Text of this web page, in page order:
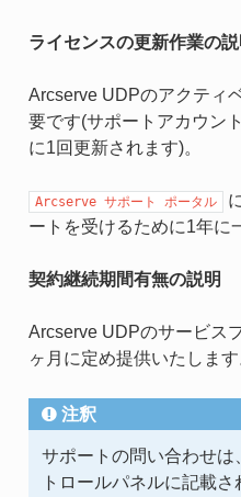
ライセンスの更新作業の説
Arcserve UDPのアクティ
要です(サポートアカウン
に1回更新されます)。
Arcserve サポート ポータル
ートを受けるために1年に
契約継続期間有無の説明
Arcserve UDPのサービス
ヶ月に定め提供いたします
注釈
サポートの問い合わせ
トロールパネルに記載